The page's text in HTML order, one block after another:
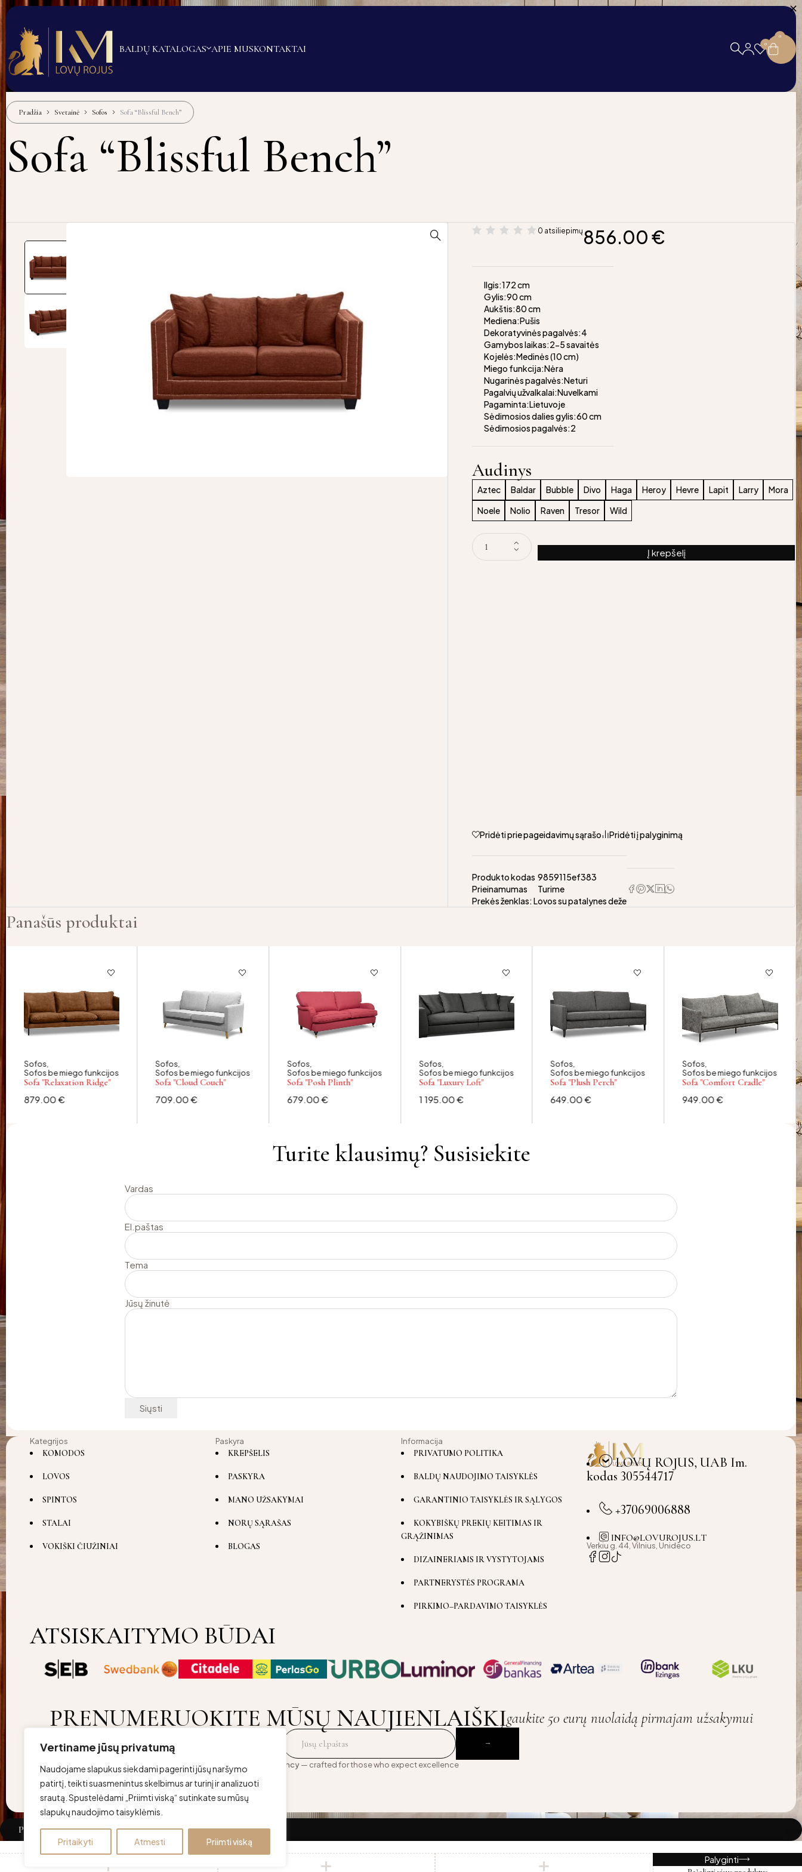
Vertiname jūsų privatumą
Naudojame slapukus siekdami pagerinti jūsų naršymo
patirtį, teikti suasmenintus skelbimus ar turinį ir analizuoti
srautą. Spustelėdami „Priimti viską“ sutinkate su mūsų
slapukų naudojimo taisyklėmis.
Pritaikyti Atmesti Priimti viską
BALDŲ KATALOGAS APIE MUSKONTAKTAI 0
0
Pradžia Svetainė Sofos Sofa “Blissful Bench”
Sofa “Blissful Bench”
0 atsiliepimų 856.00€
Ilgis:172 cm
Gylis:90 cm
Aukštis:80 cm
Mediena:Pušis
Dekoratyvinės pagalvės:4
Gamybos laikas:2-5 savaitės
Kojelės:Medinės (10 cm)
Miego funkcija:Nėra
Nugarinės pagalvės:Neturi
Pagalvių užvalkalai:Nuvelkami
Pagaminta:Lietuvoje
Sėdimosios dalies gylis:60 cm
Sėdimosios pagalvės:2
Audinys
Aztec Baldar Bubble Divo Haga Heroy Hevre Lapit Larry
Mora
Noele
Nolio Raven Tresor Wild
Į krepšelį
Pridėti prie pageidavimų sąrašo Pridėti į palyginimą
Produkto kodas 9859115ef383
Prieinamumas
Turime
Prekės ženklas:Lovos su patalynes deže
Panašūs produktai
Sofos,
Sofos be miego funkcijos
Sofa "Relaxation Ridge"
879.00€
Sofos,
Sofos be miego funkcijos
Sofa "Cloud Couch"
709.00€
Sofos,
Sofos be miego funkcijos
Sofa "Posh Plinth"
679.00€
Sofos,
Sofos be miego funkcijos
Sofa "Luxury Loft"
1 195.00€
Sofos,
Sofos be miego funkcijos
Sofa "Plush Perch"
649.00€
Sofos,
Sofos be miego funkcijos
Sofa "Comfort Cradle"
949.00€
Turite klausimų? Susisiekite
Vardas
El.paštas
Tema
Jūsų žinutė
Kategrijos
KOMODOS
LOVOS
SPINTOS
STALAI
VOKIŠKI ČIUŽINIAI
Paskyra
KREPŠELIS
PASKYRA
MANO UŽSAKYMAI
NORŲ SĄRAŠAS
BLOGAS
Informacija
PRIVATUMO POLITIKA
BALDŲ NAUDOJIMO TAISYKLĖS
GARANTINIO TAISYKLĖS IR SĄLYGOS
KOKYBIŠKŲ PREKIŲ KEITIMAS IR
GRĄŽINIMAS
DIZAINERIAMS IR VYSTYTOJAMS
PARTNERYSTĖS PROGRAMA
PIRKIMO–PARDAVIMO TAISYKLĖS
LOVŲ ROJUS, UAB Im.
kodas 305544717
+37069006888
INFO@LOVUROJUS.LT
Verkiu g. 44, Vilnius, Unideco
ATSISKAITYMO BŪDAI
PRENUMERUOKITE MŪSŲ NAUJIENLAIŠKĮgaukite 50 eurų nuolaidą pirmajam užsakymui
Copyright ©lovurojus Visos teisės saugomos | Developed by SC Agency— crafted for those who expect excellence
Palyginti (0)
Palyginti